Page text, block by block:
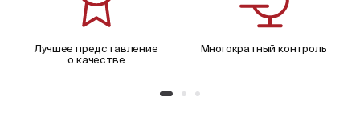
Лучшее представление
о качестве
Многократный контроль